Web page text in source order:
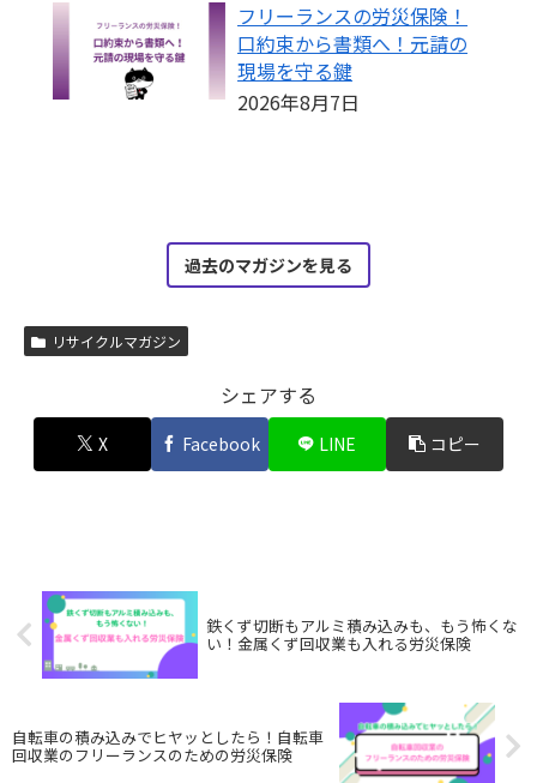
フリーランスの労災保険！
口約束から書類へ！元請の
現場を守る鍵
2026年8月7日
過去のマガジンを見る
リサイクルマガジン
シェアする
X Facebook LINE コピー
鉄くず切断もアルミ積み込みも、もう怖くな
い！金属くず回収業も入れる労災保険
自転車の積み込みでヒヤッとしたら！自転車
回収業のフリーランスのための労災保険